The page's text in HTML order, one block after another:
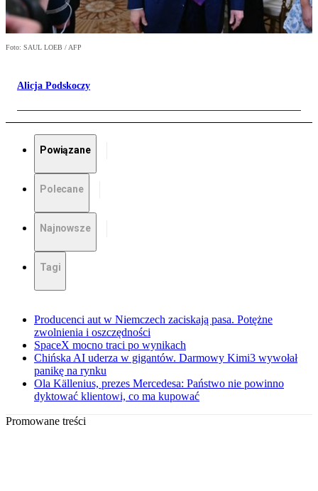
Foto: SAUL LOEB / AFP
Alicja Podskoczy
Powiązane
Polecane
Najnowsze
Tagi
Producenci aut w Niemczech zaciskają pasa. Potężne
zwolnienia i oszczędności
SpaceX mocno traci po wynikach
Chińska AI uderza w gigantów. Darmowy Kimi3 wywołał
panikę na rynku
Ola Källenius, prezes Mercedesa: Państwo nie powinno
dyktować klientowi, co ma kupować
Promowane treści